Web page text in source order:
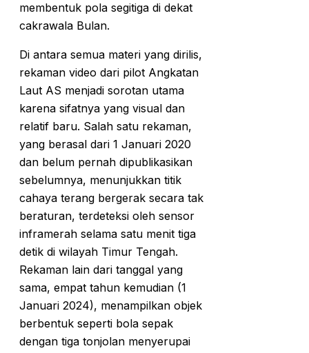
membentuk pola segitiga di dekat
cakrawala Bulan.
Di antara semua materi yang dirilis,
rekaman video dari pilot Angkatan
Laut AS menjadi sorotan utama
karena sifatnya yang visual dan
relatif baru. Salah satu rekaman,
yang berasal dari 1 Januari 2020
dan belum pernah dipublikasikan
sebelumnya, menunjukkan titik
cahaya terang bergerak secara tak
beraturan, terdeteksi oleh sensor
inframerah selama satu menit tiga
detik di wilayah Timur Tengah.
Rekaman lain dari tanggal yang
sama, empat tahun kemudian (1
Januari 2024), menampilkan objek
berbentuk seperti bola sepak
dengan tiga tonjolan menyerupai